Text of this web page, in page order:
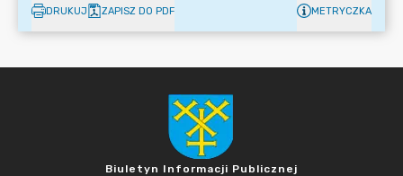
DRUKUJ ZAPISZ DO PDF METRYCZKA
Biuletyn Informacji Publicznej